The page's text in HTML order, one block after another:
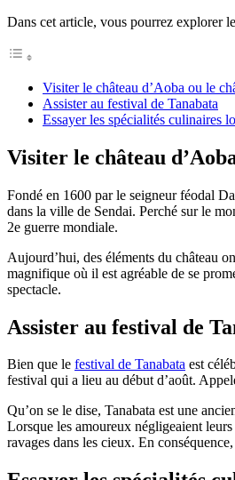
Dans cet article, vous pourrez explorer
Visiter le château d’Aoba ou le
Assister au festival de Tanabata
Essayer les spécialités culinaires
Visiter le château
Fondé en 1600 par le seigneur féodal
dans la ville de Sendai. Perché sur le
2e guerre mondiale.
Aujourd’hui, des éléments du château
magnifique où il est agréable de se
spectacle.
Assister au festival de
Bien que le festival de Tanabata est
festival qui a lieu au début d’août.
Qu’on se le dise, Tanabata est une
Lorsque les amoureux négligeaient
ravages dans les cieux. En